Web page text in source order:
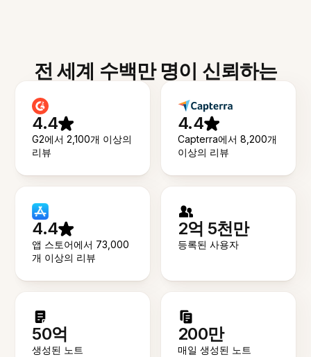
전 세계 수백만 명이 신뢰하는
4.4
G2에서 2,100개 이상의
리뷰
4.4
Capterra에서 8,200개
이상의 리뷰
4.4
앱 스토어에서 73,000
개 이상의 리뷰
2억 5천만
등록된 사용자
50억
생성된 노트
200만
매일 생성된 노트